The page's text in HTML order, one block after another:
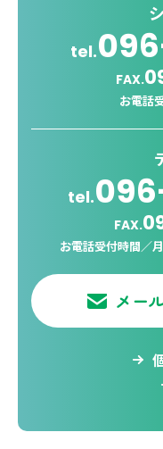
tel.
FAX.
お電話
tel.
FAX.
お電話受付時間／
メー